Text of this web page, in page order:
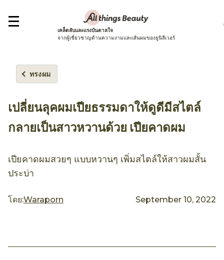
เคล็ดลับและแรงบันดาลใจ
จากผู้เชี่ยวชาญด้านความงามและเส้นผมของยูนิลีเวอร์
ทรงผม
เปลี่ยนลุคผมเปียธรรมดาให้ดูดีมีสไตล์
กลายเป็นสาวหวานด้วย เปียคาดผม
เปียคาดผมสวยๆ แบบหวานๆ เพิ่มสไตล์ให้สาวผมสั้น
ประบ่า
โดย:Waraporn September 10, 2022